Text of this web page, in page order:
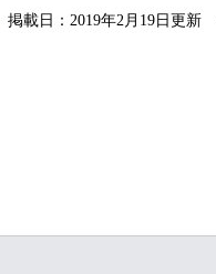
掲載日：2019年2月19日更新